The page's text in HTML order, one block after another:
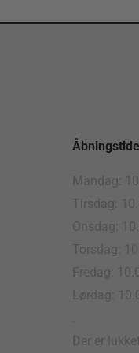
Mandag:
Tirsdag:
Onsdag:
Torsdag:
Fredag:
Lørdag:
Der er